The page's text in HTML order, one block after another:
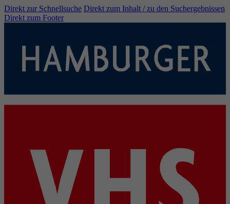
Direkt zur Schnellsuche Direkt zum Inhalt / zu den Suchergebnissen
Direkt zum Footer